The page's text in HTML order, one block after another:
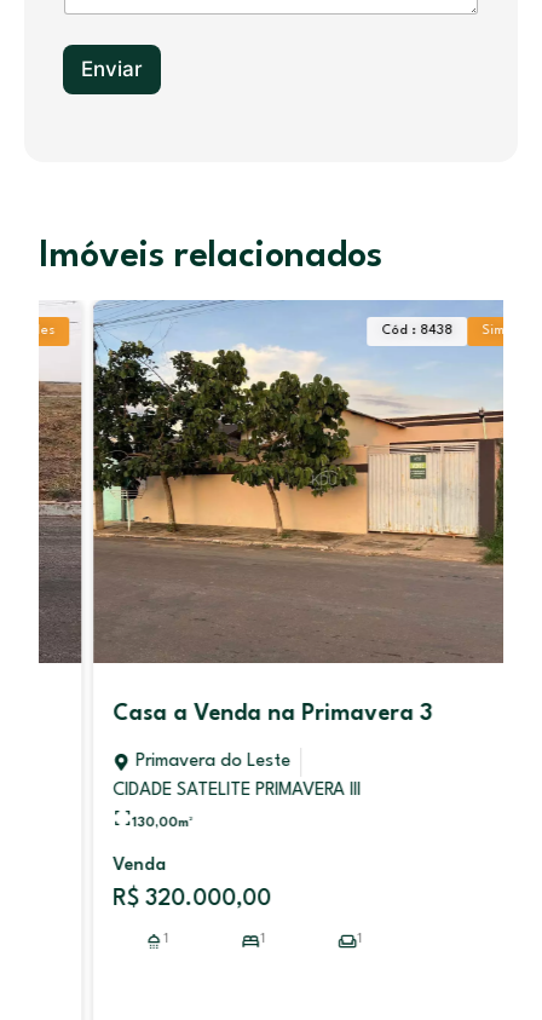
Enviar
Imóveis relacionados
Cód : 8438 Simples
Casa a Venda na Primavera 3
Primavera do Leste
CIDADE SATELITE PRIMAVERA III
130,00 m²
R$ 320.000,00